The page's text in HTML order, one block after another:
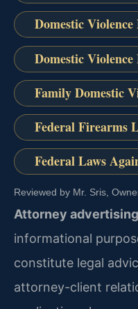
Domestic
Domestic
Family Domestic
Federal Firearms
Federal Laws
Reviewed by Mr. Sris,
Attorney
informational
constitute legal
attorney-client